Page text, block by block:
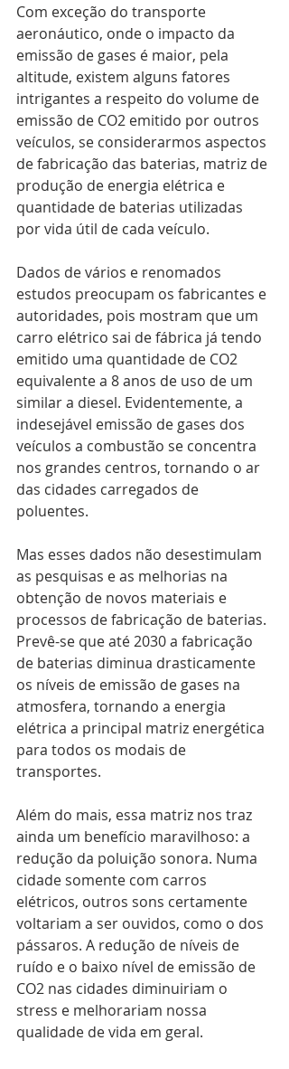
Com exceção do transporte
aeronáutico, onde o impacto da
emissão de gases é maior, pela
altitude, existem alguns fatores
intrigantes a respeito do volume de
emissão de CO2 emitido por outros
veículos, se considerarmos aspectos
de fabricação das baterias, matriz de
produção de energia elétrica e
quantidade de baterias utilizadas
por vida útil de cada veículo.
Dados de vários e renomados
estudos preocupam os fabricantes e
autoridades, pois mostram que um
carro elétrico sai de fábrica já tendo
emitido uma quantidade de CO2
equivalente a 8 anos de uso de um
similar a diesel. Evidentemente, a
indesejável emissão de gases dos
veículos a combustão se concentra
nos grandes centros, tornando o ar
das cidades carregados de
poluentes.
Mas esses dados não desestimulam
as pesquisas e as melhorias na
obtenção de novos materiais e
processos de fabricação de baterias.
Prevê-se que até 2030 a fabricação
de baterias diminua drasticamente
os níveis de emissão de gases na
atmosfera, tornando a energia
elétrica a principal matriz energética
para todos os modais de
transportes.
Além do mais, essa matriz nos traz
ainda um benefício maravilhoso: a
redução da poluição sonora. Numa
cidade somente com carros
elétricos, outros sons certamente
voltariam a ser ouvidos, como o dos
pássaros. A redução de níveis de
ruído e o baixo nível de emissão de
CO2 nas cidades diminuiriam o
stress e melhorariam nossa
qualidade de vida em geral.